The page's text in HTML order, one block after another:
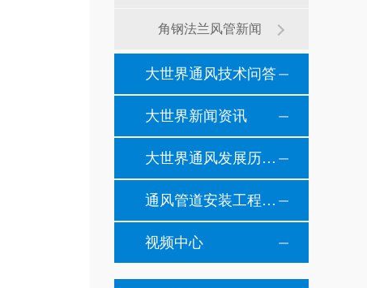
角钢法兰风管新闻
大世界通风技术问答
大世界新闻资讯
大世界通风发展历程纪事
通风管道安装工程风管安装现场施工案例
视频中心